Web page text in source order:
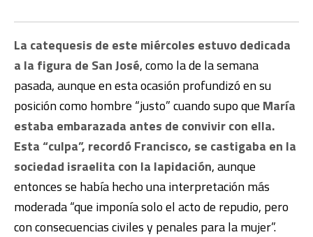
La catequesis de este miércoles estuvo dedicada
a la figura de San José, como la de la semana
pasada, aunque en esta ocasión profundizó en su
posición como hombre “justo” cuando supo que María
estaba embarazada antes de convivir con ella.
Esta “culpa”, recordó Francisco, se castigaba en la
sociedad israelita con la lapidación, aunque
entonces se había hecho una interpretación más
moderada “que imponía solo el acto de repudio, pero
con consecuencias civiles y penales para la mujer”.